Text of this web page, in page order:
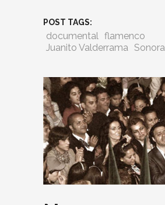
POST TAGS:
documental
flamenco
Juanito Valderrama Sonora